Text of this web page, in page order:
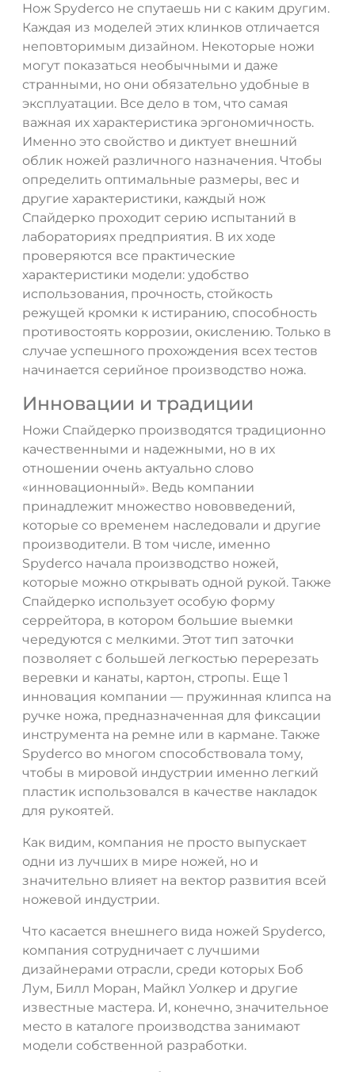
Нож Spyderco не спутаешь ни с каким другим.
Каждая из моделей этих клинков отличается
неповторимым дизайном. Некоторые ножи
могут показаться необычными и даже
странными, но они обязательно удобные в
эксплуатации. Все дело в том, что самая
важная их характеристика эргономичность.
Именно это свойство и диктует внешний
облик ножей различного назначения. Чтобы
определить оптимальные размеры, вес и
другие характеристики, каждый нож
Спайдерко проходит серию испытаний в
лабораториях предприятия. В их ходе
проверяются все практические
характеристики модели: удобство
использования, прочность, стойкость
режущей кромки к истиранию, способность
противостоять коррозии, окислению. Только в
случае успешного прохождения всех тестов
начинается серийное производство ножа.
Инновации и традиции
Ножи Спайдерко производятся традиционно
качественными и надежными, но в их
отношении очень актуально слово
«инновационный». Ведь компании
принадлежит множество нововведений,
которые со временем наследовали и другие
производители. В том числе, именно
Spyderco начала производство ножей,
которые можно открывать одной рукой. Также
Спайдерко использует особую форму
серрейтора, в котором большие выемки
чередуются с мелкими. Этот тип заточки
позволяет с большей легкостью перерезать
веревки и канаты, картон, стропы. Еще 1
инновация компании — пружинная клипса на
ручке ножа, предназначенная для фиксации
инструмента на ремне или в кармане. Также
Spyderco во многом способствовала тому,
чтобы в мировой индустрии именно легкий
пластик использовался в качестве накладок
для рукоятей.
Как видим, компания не просто выпускает
одни из лучших в мире ножей, но и
значительно влияет на вектор развития всей
ножевой индустрии.
Что касается внешнего вида ножей Spyderco,
компания сотрудничает с лучшими
дизайнерами отрасли, среди которых Боб
Лум, Билл Моран, Майкл Уолкер и другие
известные мастера. И, конечно, значительное
место в каталоге производства занимают
модели собственной разработки.